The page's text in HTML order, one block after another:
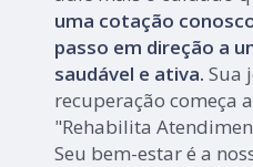
uma cotação
passo em direção a
saudável e ativa. Sua
recuperação começa
"Rehabilita
Seu bem-estar é a